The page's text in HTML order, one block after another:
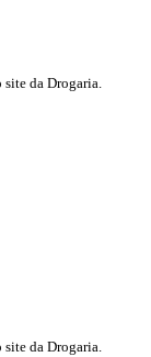
da Drogaria.
site da Drogaria.